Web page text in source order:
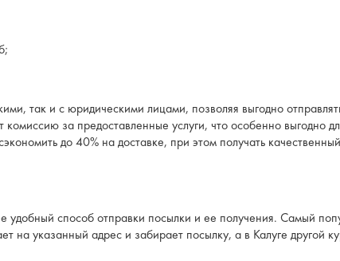
так и с юридическими лицами, позволяя выгодно
за предоставленные услуги, что особенно выгодно
до 40% на доставке, при этом получать
удобный способ отправки посылки и ее получения. Самый
на указанный адрес и забирает посылку, а в Калуге другой